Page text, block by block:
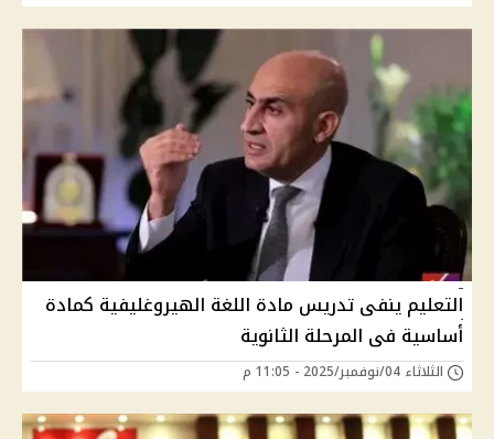
التعليم ينفى تدريس مادة اللغة الهيروغليفية كمادة
أساسية فى المرحلة الثانوية
الثلاثاء 04/نوفمبر/2025 - 11:05 م